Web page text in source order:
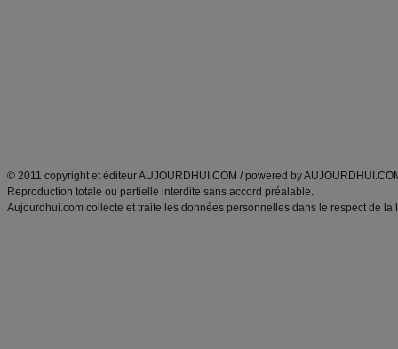
© 2011 copyright et éditeur AUJOURDHUI.COM / powered by
Reproduction totale ou partielle interdite sans accord préalable.
Aujourdhui.com collecte et traite les données personnelles dans le respect de